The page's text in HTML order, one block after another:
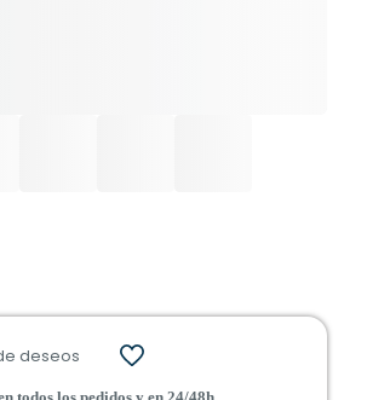
deseos
todos los pedidos y en 24/48h